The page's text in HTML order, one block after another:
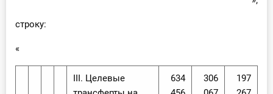
строку:
«
III. Целевые
634
306
197